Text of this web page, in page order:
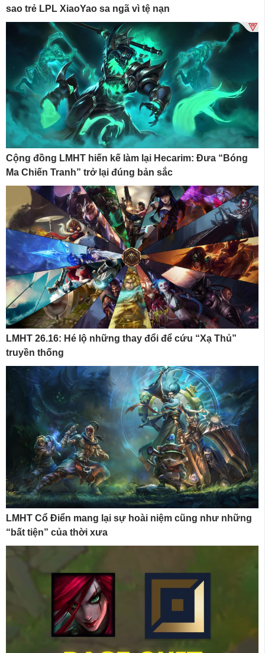
sao trẻ LPL XiaoYao sa ngã vì tệ nạn
Cộng đồng LMHT hiến kế làm lại Hecarim: Đưa “Bóng
Ma Chiến Tranh” trở lại đúng bản sắc
LMHT 26.16: Hé lộ những thay đổi để cứu “Xạ Thủ”
truyền thống
LMHT Cổ Điển mang lại sự hoài niệm cũng như những
“bất tiện” của thời xưa